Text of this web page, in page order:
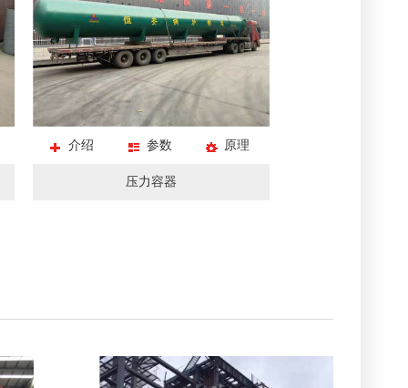
介绍 参数 原理
压力容器